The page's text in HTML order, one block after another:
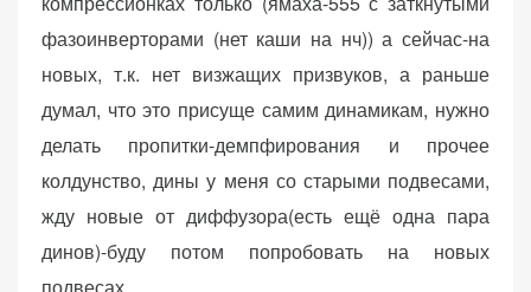
фазоинверторами (нет каши на нч)) а сейчас-на
новых, т.к. нет визжащих призвуков, а раньше
думал, что это присуще самим динамикам, нужно
делать пропитки-демпфирования и прочее
колдунство, дины у меня со старыми подвесами,
жду новые от диффузора(есть ещё одна пара
динов)-буду потом попробовать на новых